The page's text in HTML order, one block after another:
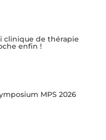
clinique de thérapie
enfin !
MPS 2026